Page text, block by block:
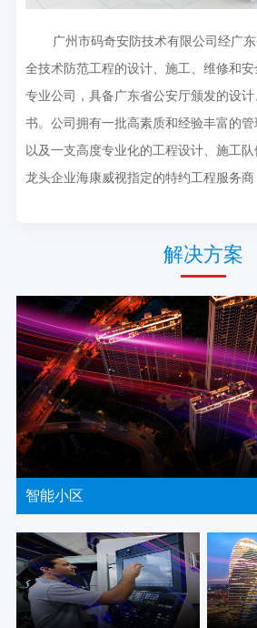
广州市码奇安防技术有限公司经广
全技术防范工程的设计、施工、维修和
专业公司，具备广东省公安厅颁发的设
书。公司拥有一批高素质和经验丰富的
以及一支高度专业化的工程设计、施工
龙头企业海康威视指定的特约工程服务商
解决方案
智能小区